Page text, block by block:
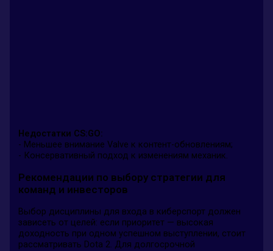
Недостатки CS:GO:
- Меньшее внимание Valve к контент-обновлениям;
- Консервативный подход к изменениям механик.
Рекомендации по выбору стратегии для
команд и инвесторов
Выбор дисциплины для входа в киберспорт должен
зависеть от целей: если приоритет — высокая
доходность при одном успешном выступлении, стоит
рассматривать Dota 2. Для долгосрочной